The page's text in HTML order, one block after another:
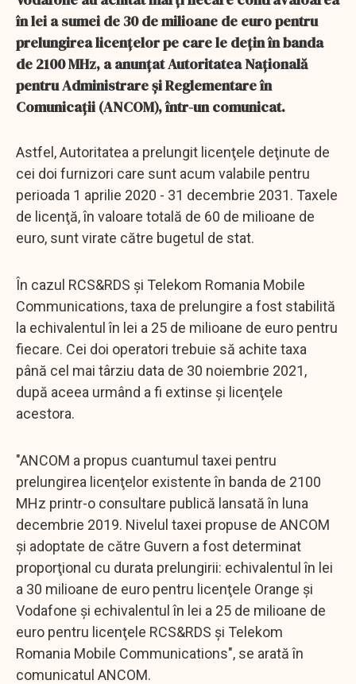
în lei a sumei de 30 de milioane de euro pentru
prelungirea licenţelor pe care le deţin în banda
de 2100 MHz, a anunţat Autoritatea Naţională
pentru Administrare şi Reglementare în
Comunicaţii (ANCOM), într-un comunicat.
Astfel, Autoritatea a prelungit licenţele deţinute de
cei doi furnizori care sunt acum valabile pentru
perioada 1 aprilie 2020 - 31 decembrie 2031. Taxele
de licenţă, în valoare totală de 60 de milioane de
euro, sunt virate către bugetul de stat.
În cazul RCS&RDS şi Telekom Romania Mobile
Communications, taxa de prelungire a fost stabilită
la echivalentul în lei a 25 de milioane de euro pentru
fiecare. Cei doi operatori trebuie să achite taxa
până cel mai târziu data de 30 noiembrie 2021,
după aceea urmând a fi extinse şi licenţele
acestora.
"ANCOM a propus cuantumul taxei pentru
prelungirea licenţelor existente în banda de 2100
MHz printr-o consultare publică lansată în luna
decembrie 2019. Nivelul taxei propuse de ANCOM
şi adoptate de către Guvern a fost determinat
proporţional cu durata prelungirii: echivalentul în lei
a 30 milioane de euro pentru licenţele Orange şi
Vodafone şi echivalentul în lei a 25 de milioane de
euro pentru licenţele RCS&RDS şi Telekom
Romania Mobile Communications", se arată în
comunicatul ANCOM.